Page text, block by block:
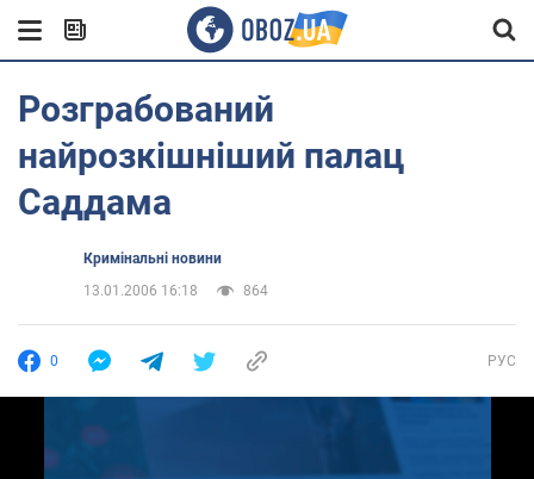
Розграбований
найрозкішніший палац
Саддама
Кримінальні новини
13.01.2006 16:18
864
0 РУС